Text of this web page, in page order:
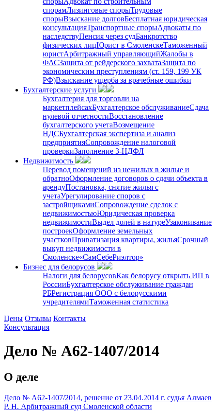
спорамЛизинговые спорыТрудовые
спорыВзыскание долговБесплатная юридическая
консультацияТранспортные спорыАдвокаты по
наследствуПенсия через судБанкротство
физических лицЮрист в СмоленскеТаможенный
юристАрбитражный управляющийЖалобы в
ФАСЗащита от рейдерского захватаЗащита по
экономическим преступлениям (ст. 159, 199 УК
РФ)Взыскание ущерба за врачебные ошибки
Бухгалтерские услуги
Бухгалтерия для торговли на
маркетплейсахБухгалтерское обслуживаниеСдача
нулевой отчетностиВосстановление
бухгалтерского учетаВозмещение
НДСБухгалтерская экспертиза и анализ
предприятияСопровождение налоговой
проверкиЗаполнение 3-НДФЛ
Недвижимость
Перевод помещений из нежилых в жилые и
обратноОформление договоров о сдачи объекта в
арендуПостановка, снятие жилья с
учетаУрегулирование споров с
застройщикамиСопровождение сделок с
недвижимостьюЮридическая проверка
недвижимостиВыдел долей в натуреУзаконивание
построекОформление земельных
участковПриватизация квартиры, жильяСрочный
выкуп недвижимости в
Cмоленске«СамСебеРиэлтор»
Бизнес для белорусов
Налоги для белорусовКак белорусу открыть ИП в
РоссииБухгалтерское обслуживание граждан
РБРегистрация ООО с белорусскими
учредителямиТаможенная статистика
Цены Отзывы Контакты
Консультация
Дело № А62-1407/2014
О деле
Дело № А62-1407/2014, решение от 23.04.2014 г. судья Алмаев
Р. Н. Арбитражный суд Смоленской области